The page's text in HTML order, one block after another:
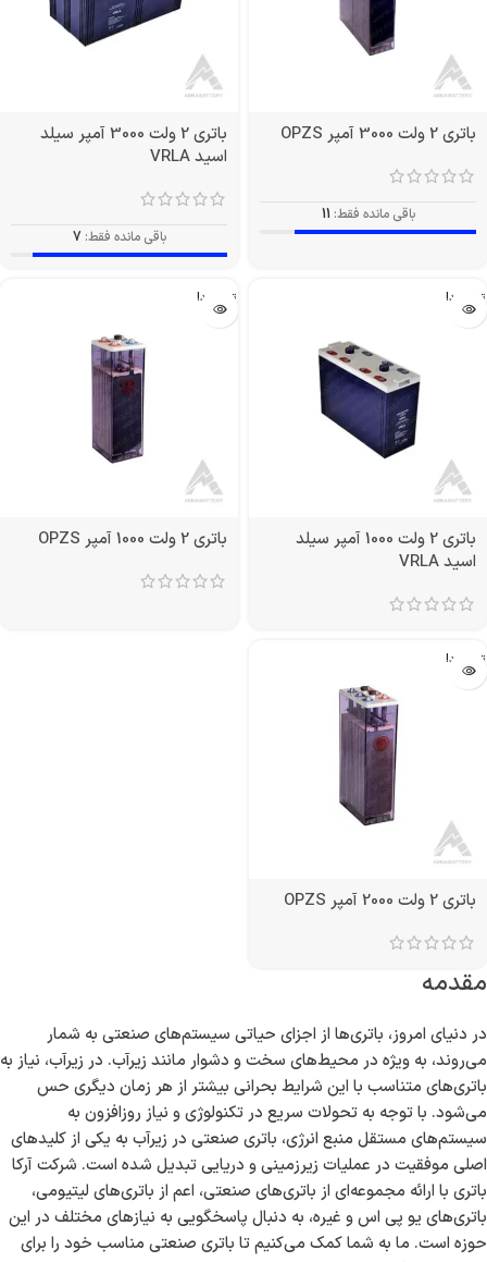
باتری 2 ولت 3000 آمپر OPZS
باقی مانده فقط: 11
باتری 2 ولت 3000 آمپر سیلد
اسید VRLA
باقی مانده فقط: 7
تمام شد!
باتری 2 ولت 1000 آمپر سیلد
اسید VRLA
تمام شد!
باتری 2 ولت 1000 آمپر OPZS
تمام شد!
باتری 2 ولت 2000 آمپر OPZS
مقدمه
در دنیای امروز، باتری‌ها از اجزای حیاتی سیستم‌های صنعتی به شمار
می‌روند، به ویژه در محیط‌های سخت و دشوار مانند زیرآب. در زیرآب، نیاز به
باتری‌های متناسب با این شرایط بحرانی بیشتر از هر زمان دیگری حس
می‌شود. با توجه به تحولات سریع در تکنولوژی و نیاز روزافزون به
سیستم‌های مستقل منبع انرژی، باتری صنعتی در زیرآب به یکی از کلیدهای
اصلی موفقیت در عملیات زیرزمینی و دریایی تبدیل شده است. شرکت آرکا
باتری با ارائه مجموعه‌ای از باتری‌های صنعتی، اعم از باتری‌های لیتیومی،
باتری‌های یو پی اس و غیره، به دنبال پاسخگویی به نیازهای مختلف در این
حوزه است. ما به شما کمک می‌کنیم تا باتری صنعتی مناسب خود را برای